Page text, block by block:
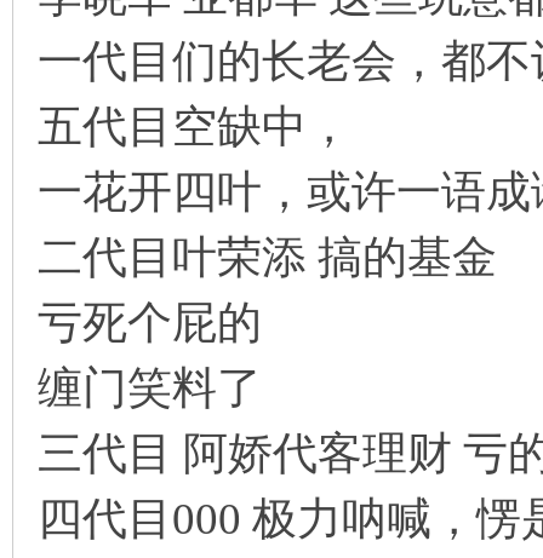
一代目们的长老会，都
五代目空缺中，
一花开四叶，或许一语成
二代目叶荣添 搞的基金
亏死个屁的
缠门笑料了
三代目 阿娇代客理财 亏
四代目000 极力呐喊，